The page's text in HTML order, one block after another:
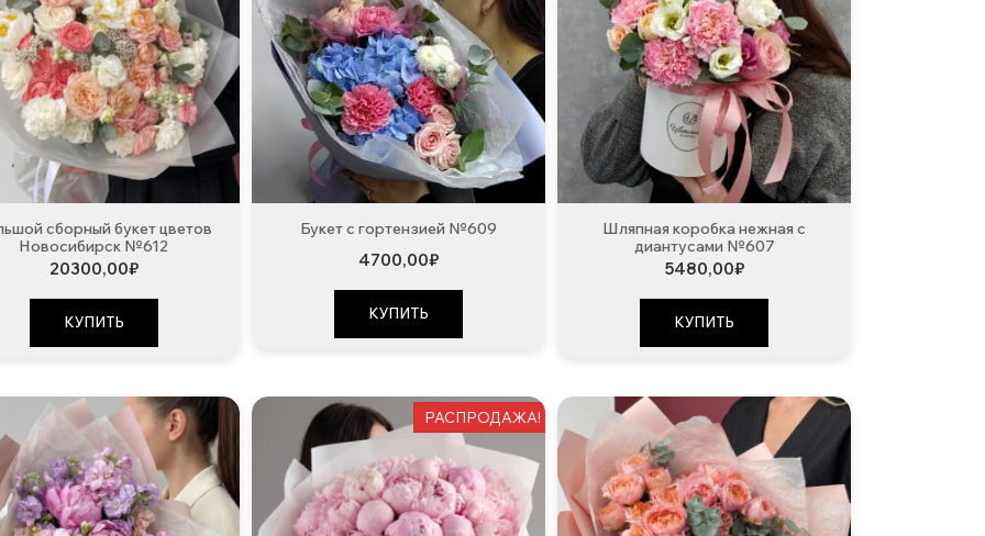
сборный букет цветов
Новосибирск №612
20300,00₽
КУПИТЬ
Букет с гортензией №609
4700,00₽
КУПИТЬ
Шляпная коробка нежная с
диантусами №607
5480,00₽
КУПИТЬ
РАСПРОДАЖА!